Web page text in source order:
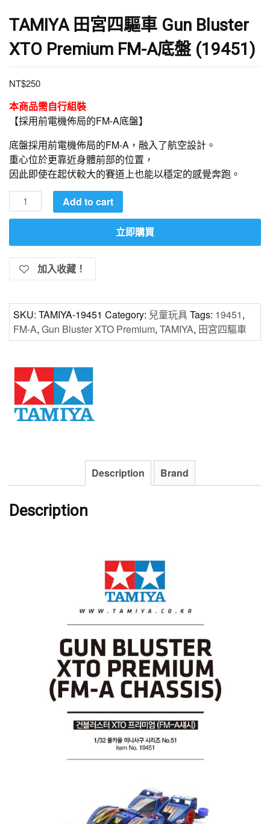
TAMIYA 田宮四驅車 Gun Bluster
XTO Premium FM-A底盤 (19451)
NT$250
本商品需自行組裝
【採用前電機佈局的FM-A底盤】
底盤採用前電機佈局的FM-A，融入了航空設計。
重心位於更靠近身體前部的位置，
因此即使在起伏較大的賽道上也能以穩定的感覺奔跑。
TAMIYA
田
驅
Gun
XTO
Premium
FM-
底
盤
(19451)
quantity
Add to cart
立即購買
加入收藏！
SKU: TAMIYA-19451 Category: 兒童玩具Tags: 19451,
FM-A, Gun Bluster XTO Premium, TAMIYA, 田宮四驅車
Description Brand
Description